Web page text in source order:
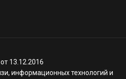
13.12.2016
информационных технологий и